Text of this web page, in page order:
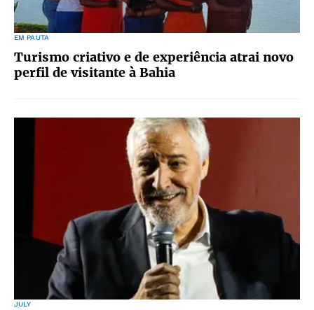
EM PAUTA
Turismo criativo e de experiência atrai novo
perfil de visitante à Bahia
JULY